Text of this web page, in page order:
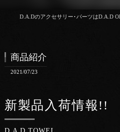
商品紹介
2021/07/23
新製品入荷情報!!